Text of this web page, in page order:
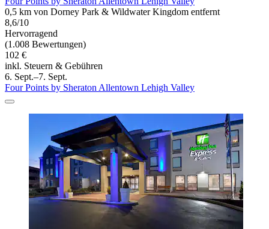
0,5 km von Dorney Park & Wildwater Kingdom entfernt
8,6/10
Hervorragend
(1.008 Bewertungen)
102 €
inkl. Steuern & Gebühren
6. Sept.–7. Sept.
Four Points by Sheraton Allentown Lehigh Valley